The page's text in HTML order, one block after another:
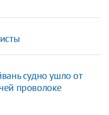
судно ушло от
проволоке